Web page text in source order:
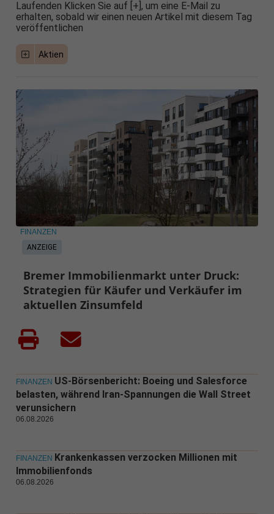
Laufenden Klicken Sie auf [+], um eine E-Mail zu
erhalten, sobald wir einen neuen Artikel mit diesem Tag
veröffentlichen
Aktien
ANZEIGE
FINANZEN
Bremer Immobilienmarkt unter Druck:
Strategien für Käufer und Verkäufer im
aktuellen Zinsumfeld
FINANZEN US-Börsenbericht: Boeing und Salesforce
belasten, während Iran-Spannungen die Wall Street
verunsichern
06.08.2026
FINANZEN Krankenkassen verzocken Millionen mit
Immobilienfonds
06.08.2026